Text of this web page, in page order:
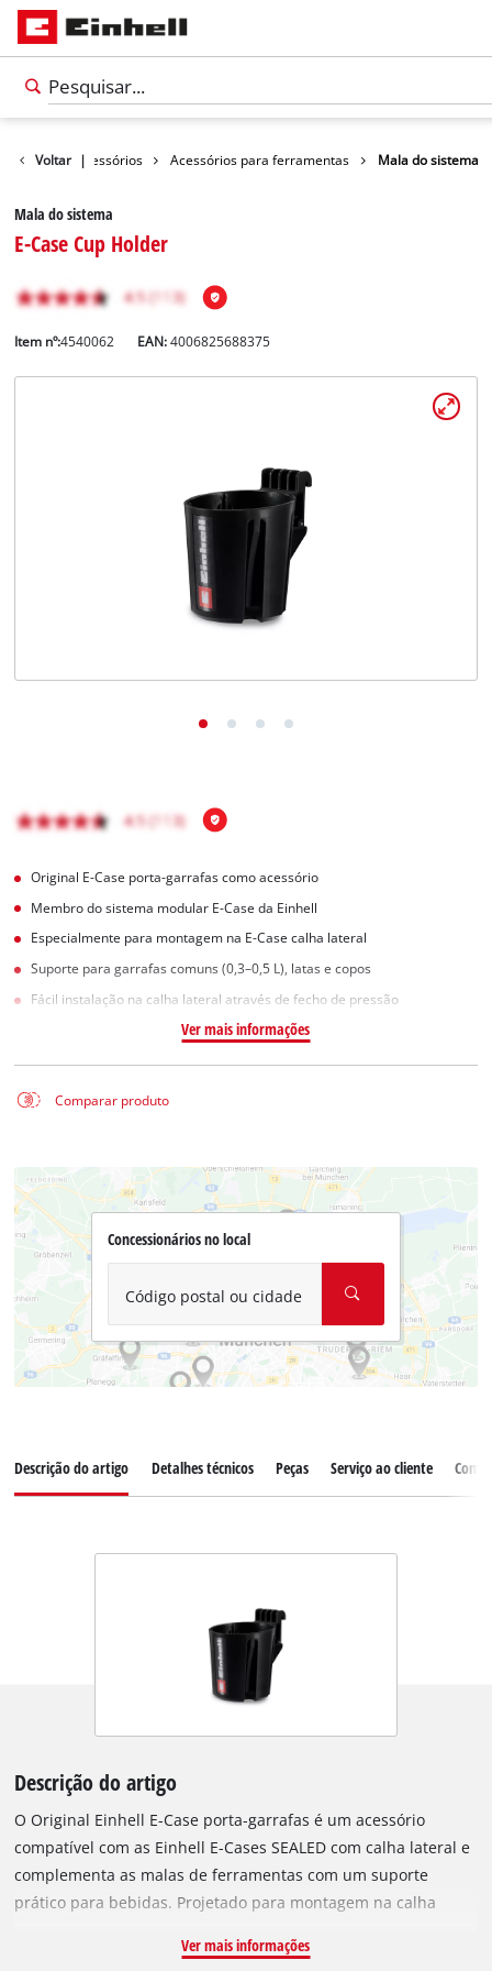
Voltar |Acessórios Acessórios para ferramentas Mala do sistema
Mala do sistema
E-Case Cup Holder
Item nº:4540062 EAN:4006825688375
Original E-Case porta-garrafas como acessório
Membro do sistema modular E-Case da Einhell
Especialmente para montagem na E-Case calha lateral
Suporte para garrafas comuns (0,3–0,5 L), latas e copos
Fácil instalação na calha lateral através de fecho de pressão
Ver mais informações
Comparar produto
Concessionários no local
Código postal ou cidade
Descrição do artigo Detalhes técnicos Peças Serviço ao cliente
Descrição do artigo
O Original Einhell E-Case porta-garrafas é um acessório
compatível com as Einhell E-Cases SEALED com calha lateral e
complementa as malas de ferramentas com um suporte
prático para bebidas. Projetado para montagem na calha
armazenamento segura para garrafas, latas ou copos comuns
Ver mais informações